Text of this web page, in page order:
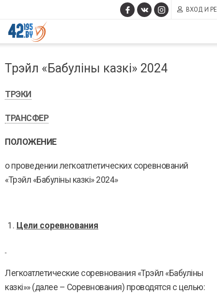
ВХОД И
MAIN
CONTENT
14,
Трэйл «Бабуліны казкі» 2024
ТРЭКИ
ТРАНСФЕР
ПОЛОЖЕНИЕ
о проведении легкоатлетических соревнований
«Трэйл «Бабуліны казкі» 2024»
Цели соревнования
Легкоатлетические соревнования «Трэйл «Бабуліны
казкі»» (далее – Cоревнования) проводятся с целью: